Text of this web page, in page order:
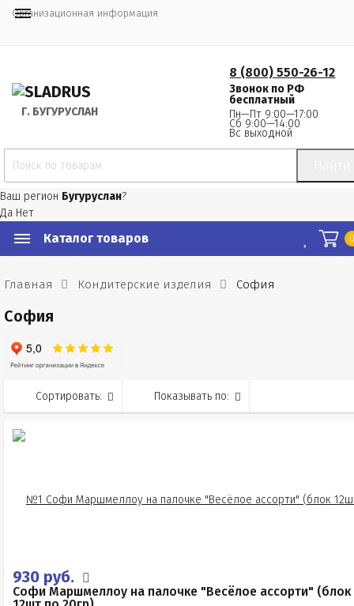
Организационная информация
Г. БУГУРУСЛАН
8 (800) 550-26-12
Звонок по РФ
бесплатный
Пн—Пт 9:00—17:00
Сб 9:00—14:00
Вс выходной
Ваш регион Бугуруслан?
Да Нет
Каталог товаров
Главная Кондитерские изделия София
София
Сортировать: Показывать по:
930 руб.
Софи Маршмеллоу на палочке "Весёлое ассорти" (блок